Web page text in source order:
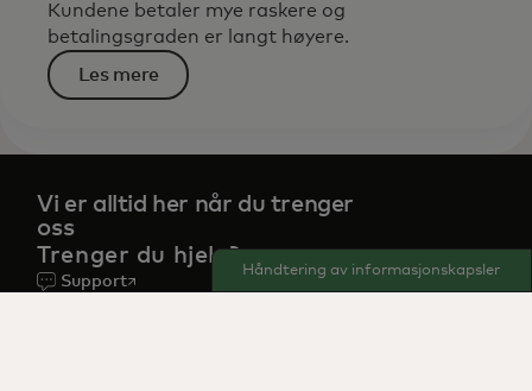
Kundene betaler mye raskere og
betalingsgraden er langt høyere.
Les mere
Vi er alltid her når du trenger
oss
Trenger du hjelp?
Support
Håndtering av informasjonskapsler